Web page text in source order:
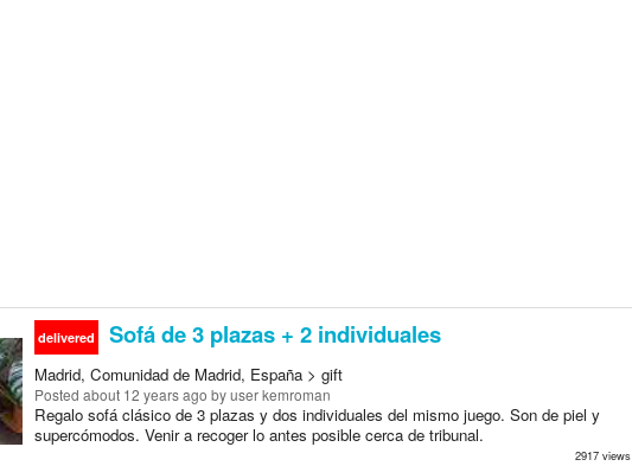
delivered Sofá de 3 plazas + 2 individuales
Madrid, Comunidad de Madrid, España > gift
Posted about 12 years ago by user kemroman
Regalo sofá clásico de 3 plazas y dos individuales del mismo juego. Son de piel y
supercómodos. Venir a recoger lo antes posible cerca de tribunal.
2917 views